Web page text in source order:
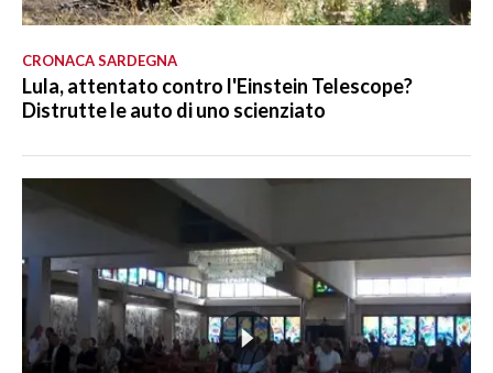
CRONACA SARDEGNA
Lula, attentato contro l'Einstein Telescope?
Distrutte le auto di uno scienziato